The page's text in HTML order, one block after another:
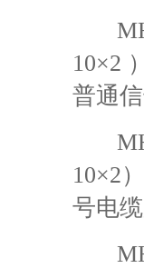
10×2
普通
10×2
号电